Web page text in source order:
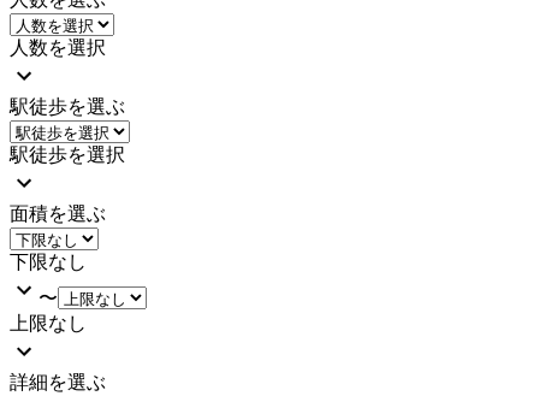
人数を選択
駅徒歩を選ぶ
駅徒歩を選択
面積を選ぶ
下限なし
〜
上限なし
詳細を選ぶ